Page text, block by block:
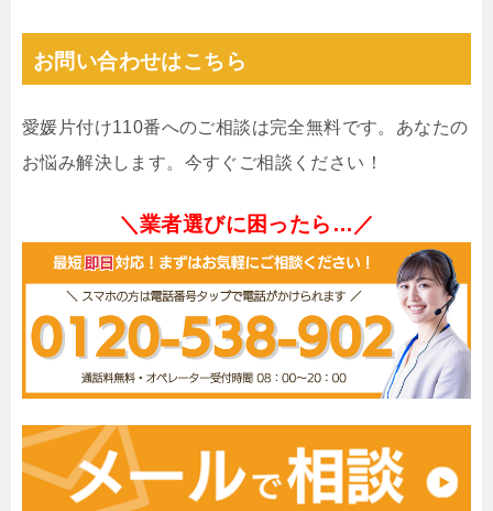
お問い合わせはこちら
愛媛片付け110番へのご相談は完全無料です。あなたの
お悩み解決します。今すぐご相談ください！
＼業者選びに困ったら…／